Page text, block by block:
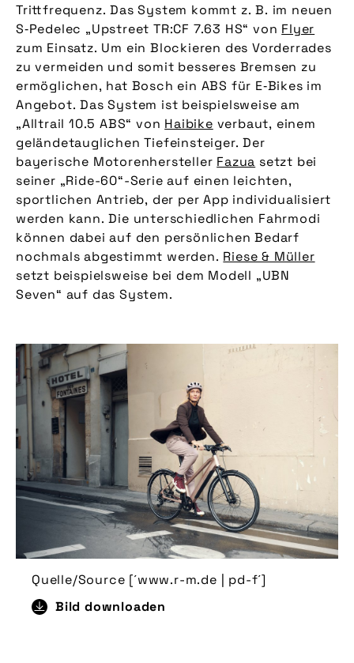
Trittfrequenz. Das System kommt z. B. im neuen
S‑Pedelec „Upstreet TR:CF 7.63 HS“ von Flyer
zum Einsatz. Um ein Blockieren des Vorderrades
zu vermeiden und somit besseres Bremsen zu
ermöglichen, hat Bosch ein ABS für E‑Bikes im
Angebot. Das System ist beispielsweise am
„Alltrail 10.5 ABS“ von Haibike verbaut, einem
geländetauglichen Tiefeinsteiger. Der
bayerische Motorenhersteller Fazua setzt bei
seiner „Ride-60“-Serie auf einen leichten,
sportlichen Antrieb, der per App individualisiert
werden kann. Die unterschiedlichen Fahrmodi
können dabei auf den persönlichen Bedarf
nochmals abgestimmt werden. Riese & Müller
setzt beispielsweise bei dem Modell „UBN
Seven“ auf das System.
Quelle/Source [´www.r-m.de | pd-f´]
Bild downloaden